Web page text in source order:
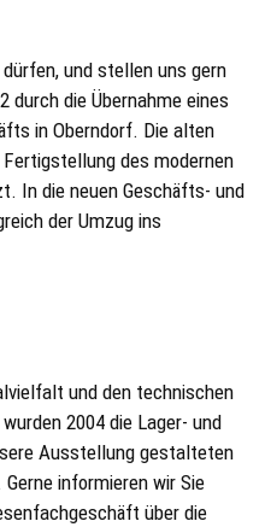
und stellen uns gern
durch die Übernahme eines
in Oberndorf. Die alten
des modernen
In die neuen Geschäfts- und
der Umzug ins
und den technischen
2004 die Lager- und
Ausstellung gestalteten
informieren wir Sie
über die